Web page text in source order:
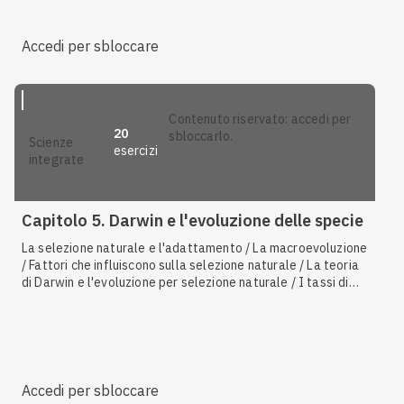
Accedi per sbloccare
scienze
integrate
20
esercizi
contenuto riservato: accedi per
sbloccarlo.
Capitolo 5. Darwin e l'evoluzione delle specie
La selezione naturale e l'adattamento / La macroevoluzione
/ Fattori che influiscono sulla selezione naturale / La teoria
di Darwin e l'evoluzione per selezione naturale / I tassi di
Lamarck / La selezione sessuale / La resistenza agli
Accedi per sbloccare